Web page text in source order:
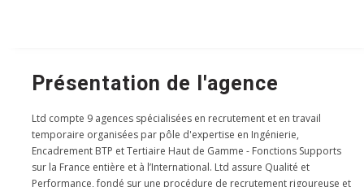
Présentation de l'agence
Ltd compte 9 agences spécialisées en recrutement et en travail
temporaire organisées par pôle d'expertise en Ingénierie,
Encadrement BTP et Tertiaire Haut de Gamme - Fonctions Supports
sur la France entière et à l’International. Ltd assure Qualité et
Performance, fondé sur une procédure de recrutement rigoureuse et